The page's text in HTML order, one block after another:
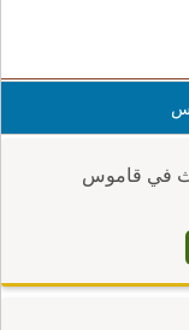
في قاموس